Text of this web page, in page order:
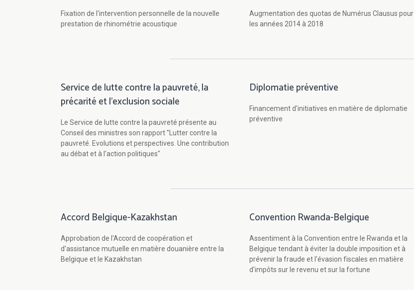
Fixation de l'intervention personnelle de la nouvelle
prestation de rhinométrie acoustique
Augmentation des quotas de Numérus Clausus pour
les années 2014 à 2018
Service de lutte contre la pauvreté, la
précarité et l'exclusion sociale
Le Service de lutte contre la pauvreté présente au
Conseil des ministres son rapport "Lutter contre la
pauvreté. Evolutions et perspectives. Une contribution
au débat et à l'action politiques"
Diplomatie préventive
Financement d'initiatives en matière de diplomatie
préventive
Accord Belgique-Kazakhstan
Approbation de l'Accord de coopération et
d'assistance mutuelle en matière douanière entre la
Belgique et le Kazakhstan
Convention Rwanda-Belgique
Assentiment à la Convention entre le Rwanda et la
Belgique tendant à éviter la double imposition et à
prévenir la fraude et l'évasion fiscales en matière
d'impôts sur le revenu et sur la fortune